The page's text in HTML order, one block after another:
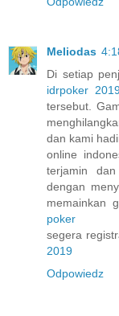
Meliodas
Di setiap
idrpoker
tersebut.
dan kami
online
terjamin
dengan
memainkan
poker
segera
2019
Odpowiedz